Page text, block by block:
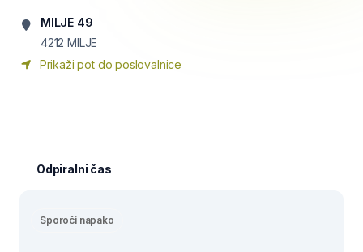
MILJE 49
4212 MILJE
Prikaži pot do poslovalnice
Odpiralni čas
Sporoči napako